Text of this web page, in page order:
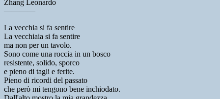
Zhang Leonardo
————
La vecchia si fa sentire
La vecchiaia si fa sentire
ma non per un tavolo.
Sono come una roccia in un bosco
resistente, solido, sporco
e pieno di tagli e ferite.
Pieno di ricordi del passato
che però mi tengono bene inchiodato.